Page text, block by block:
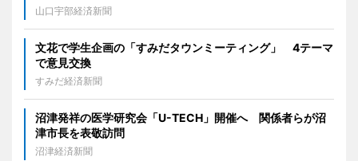
山口宇部経済新聞
文花で学生企画の「すみだタウンミーティング」 4テーマ
で意見交換
すみだ経済新聞
沼津発祥の医学研究会「U-TECH」開催へ 関係者らが沼
津市長を表敬訪問
沼津経済新聞